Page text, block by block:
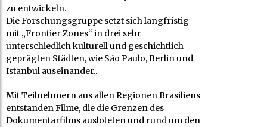
zu entwickeln.
Die Forschungsgruppe setzt sich langfristig
mit „Frontier Zones“ in drei sehr
unterschiedlich kulturell und geschichtlich
geprägten Städten, wie São Paulo, Berlin und
Istanbul auseinander..
Mit Teilnehmern aus allen Regionen Brasiliens
entstanden Filme, die die Grenzen des
Dokumentarfilms ausloteten und rund um den